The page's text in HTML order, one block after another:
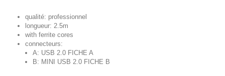
qualité: professionnel
longueur: 2.5m
with ferrite cores
connecteurs:
A: USB 2.0 FICHE A
B: MINI USB 2.0 FICHE B